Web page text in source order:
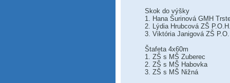
Skok do výšky
1. Hana Šurinová GMH
2. Lýdia Hrubcová ZŠ
3. Viktória Janigová ZŠ
Štafeta 4x60m
1. ZŠ s MŠ Zuberec
2. ZŠ s MŠ Habovka
3. ZŠ s MŠ Nižná